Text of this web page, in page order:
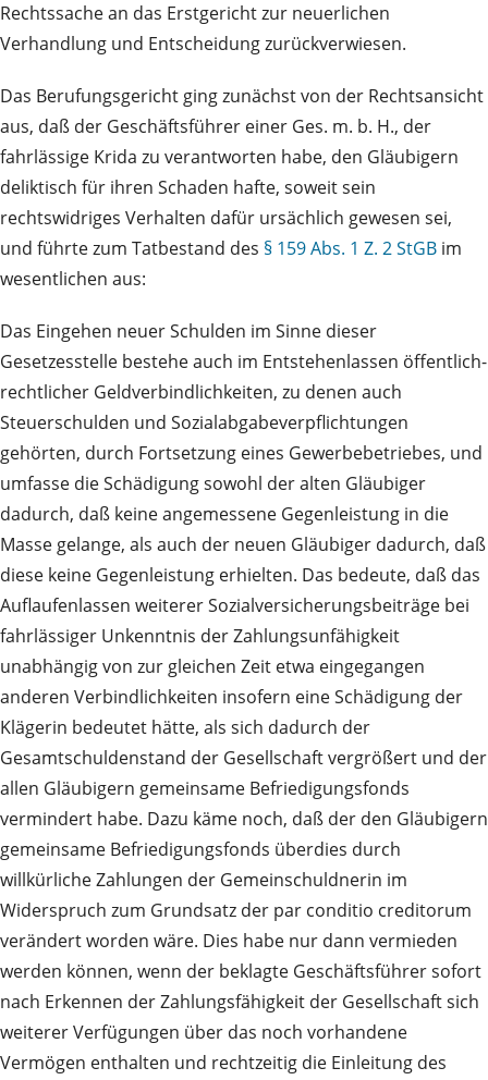
Rechtssache an das Erstgericht zur neuerlichen
Verhandlung und Entscheidung zurückverwiesen.
Das Berufungsgericht ging zunächst von der Rechtsansicht
aus, daß der Geschäftsführer einer Ges. m. b. H., der
fahrlässige Krida zu verantworten habe, den Gläubigern
deliktisch für ihren Schaden hafte, soweit sein
rechtswidriges Verhalten dafür ursächlich gewesen sei,
und führte zum Tatbestand des § 159 Abs. 1 Z. 2 StGB im
wesentlichen aus:
Das Eingehen neuer Schulden im Sinne dieser
Gesetzesstelle bestehe auch im Entstehenlassen öffentlich-
rechtlicher Geldverbindlichkeiten, zu denen auch
Steuerschulden und Sozialabgabeverpflichtungen
gehörten, durch Fortsetzung eines Gewerbebetriebes, und
umfasse die Schädigung sowohl der alten Gläubiger
dadurch, daß keine angemessene Gegenleistung in die
Masse gelange, als auch der neuen Gläubiger dadurch, daß
diese keine Gegenleistung erhielten. Das bedeute, daß das
Auflaufenlassen weiterer Sozialversicherungsbeiträge bei
fahrlässiger Unkenntnis der Zahlungsunfähigkeit
unabhängig von zur gleichen Zeit etwa eingegangen
anderen Verbindlichkeiten insofern eine Schädigung der
Klägerin bedeutet hätte, als sich dadurch der
Gesamtschuldenstand der Gesellschaft vergrößert und der
allen Gläubigern gemeinsame Befriedigungsfonds
vermindert habe. Dazu käme noch, daß der den Gläubigern
gemeinsame Befriedigungsfonds überdies durch
willkürliche Zahlungen der Gemeinschuldnerin im
Widerspruch zum Grundsatz der par conditio creditorum
verändert worden wäre. Dies habe nur dann vermieden
werden können, wenn der beklagte Geschäftsführer sofort
nach Erkennen der Zahlungsfähigkeit der Gesellschaft sich
weiterer Verfügungen über das noch vorhandene
Vermögen enthalten und rechtzeitig die Einleitung des